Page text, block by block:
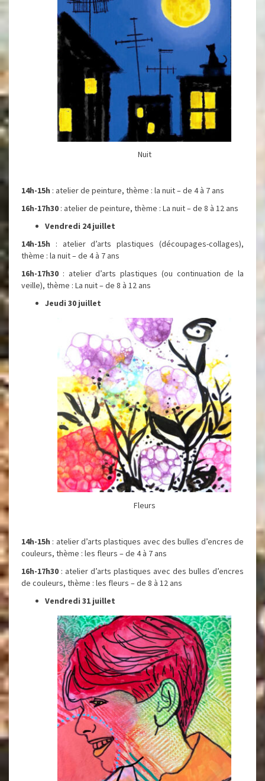
Nuit
14h-15h : atelier de peinture, thème : la nuit – de 4 à 7 ans
16h-17h30 : atelier de peinture, thème : La nuit – de 8 à 12 ans
Vendredi 24 juillet
14h-15h : atelier d’arts plastiques (découpages-collages),
thème : la nuit – de 4 à 7 ans
16h-17h30 : atelier d’arts plastiques (ou continuation de la
veille), thème : La nuit – de 8 à 12 ans
Jeudi 30 juillet
Fleurs
14h-15h : atelier d’arts plastiques avec des bulles d’encres de
couleurs, thème : les fleurs – de 4 à 7 ans
16h-17h30 : atelier d’arts plastiques avec des bulles d’encres
de couleurs, thème : les fleurs – de 8 à 12 ans
Vendredi 31 juillet